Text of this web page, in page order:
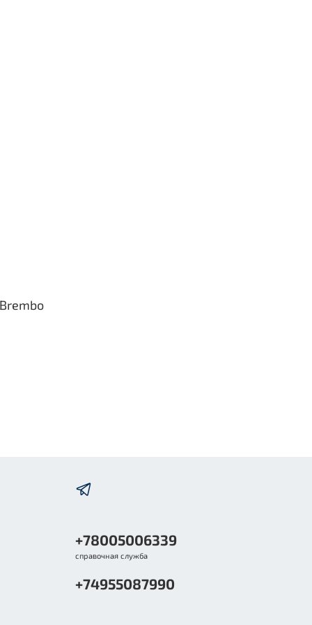
+78005006339
справочная служба
+74955087990